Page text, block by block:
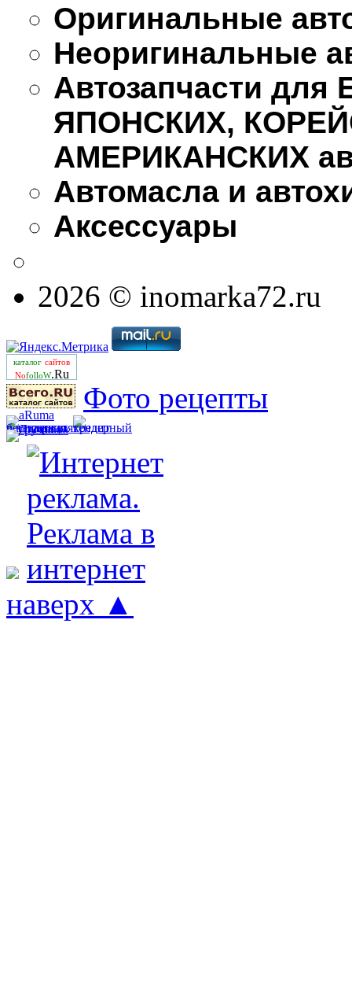
Оригинальные
Неоригинальные
Автозапчасти
ЯПОНСКИХ,
АМЕРИКАНСКИХ
Автомасла и
Аксессуары
2026 © inomarka72.ru
каталог сайтов
NofolloW.Ru
Фото рецепты
наверх ▲